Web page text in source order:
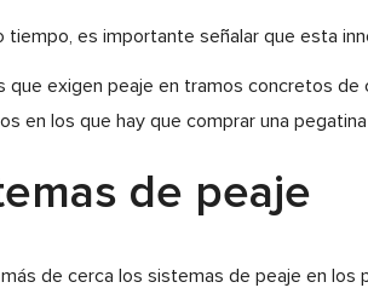
tiempo, es importante señalar que esta
que exigen peaje en tramos concretos de
en los que hay que comprar una
de peaje
de cerca los sistemas de peaje en los